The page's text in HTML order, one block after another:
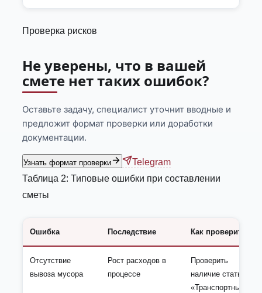
Проверка рисков
Не уверены, что в вашей
смете нет таких ошибок?
Оставьте задачу, специалист уточнит вводные и
предложит формат проверки или доработки
документации.
Узнать формат проверки
Telegram
Таблица 2: Типовые ошибки при составлении
сметы
Ошибка Последствие Как проверить
Отсутствие
вывоза мусора
Рост расходов в
процессе
Проверить
наличие статьи
«Транспортные